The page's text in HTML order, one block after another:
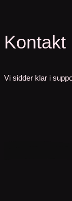
Kontakt
Vi sidder klar i